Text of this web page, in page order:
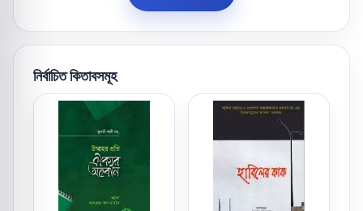
নির্বাচিত কিতাবসমূহ